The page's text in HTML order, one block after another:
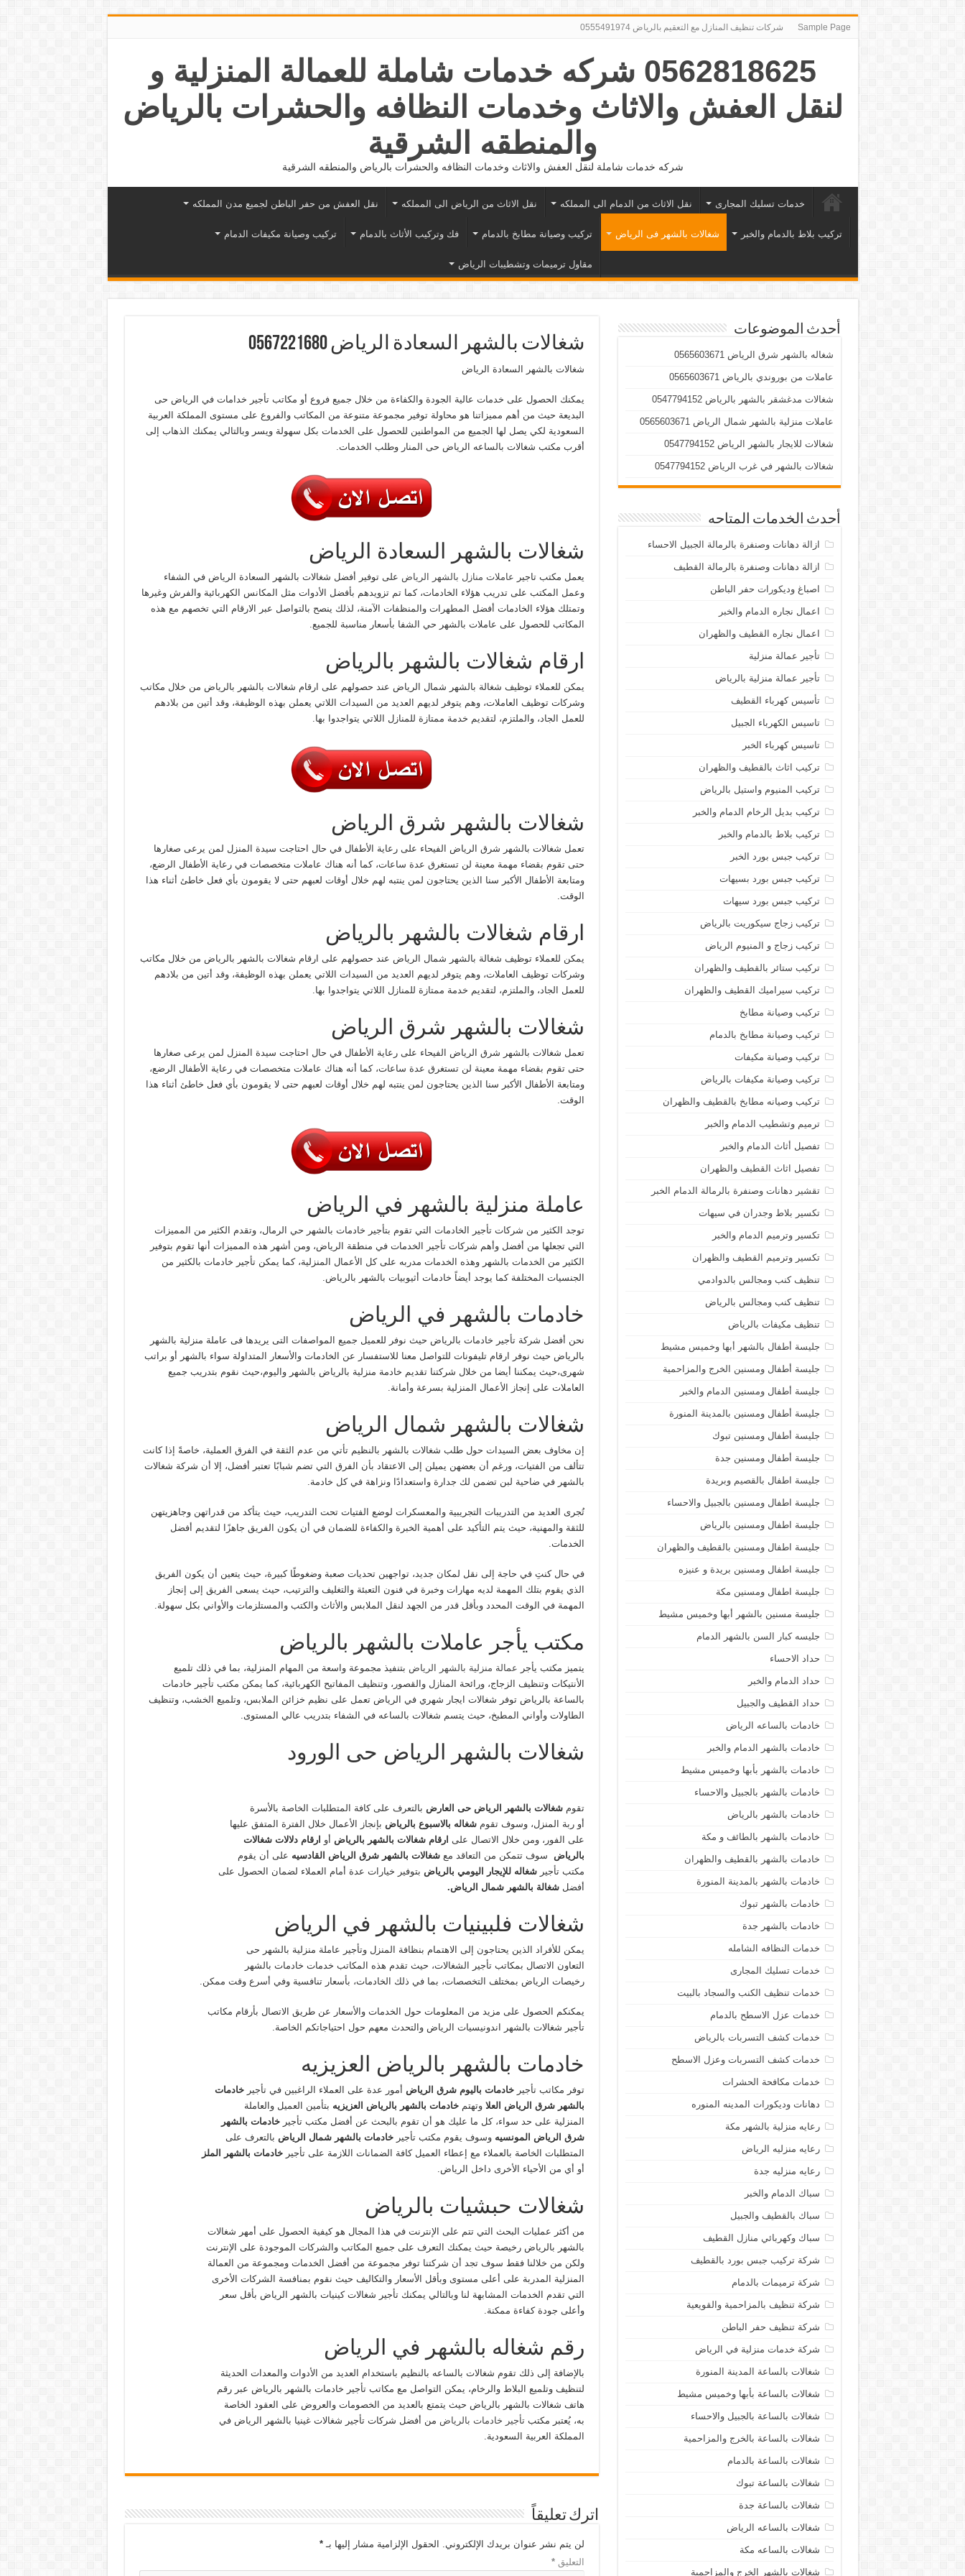
Sample Page شركات تنظيف المنازل مع التعقيم بالرياض ‪0555491974‬
0562818625 شركه خدمات شاملة للعمالة المنزلية و
لنقل العفش والاثاث وخدمات النظافه والحشرات بالرياض
والمنطقه الشرقية
شركه خدمات شاملة لنقل العفش والاثاث وخدمات النظافه والحشرات بالرياض والمنطقه الشرقية
خدمات تسليك المجارى نقل الاثاث من الدمام الى المملكه نقل الاثاث من الرياض الى المملكه نقل العفش من حفر الباطن لجميع مدن المملكه
تركيب بلاط بالدمام والخبر شغالات بالشهر فى الرياض تركيب وصيانة مطابخ بالدمام فك وتركيب الأثاث بالدمام تركيب وصيانة مكيفات الدمام
مقاول ترميمات وتشطيبات الرياض
شغالات بالشهر السعادة الرياض 0567221680
شغالات بالشهر السعادة الرياض
يمكنك الحصول على خدمات عالية الجودة والكفاءة من خلال جميع فروع أو مكاتب تأجير خدامات في الرياض حى
البديعة حيث من أهم مميزاتنا هو محاولة توفير مجموعة متنوعة من المكاتب والفروع على مستوى المملكة العربية
السعودية لكي يصل لها الجميع من المواطنين للحصول على الخدمات بكل سهولة ويسر وبالتالي يمكنك الذهاب إلى
أقرب مكتب شغالات بالساعه الرياض حى المنار وطلب الخدمات.
شغالات بالشهر السعادة الرياض
يعمل مكتب تاجير عاملات منازل بالشهر الرياض على توفير أفضل شغالات بالشهر السعادة الرياض في الشفاء
وعمل المكتب على تدريب هؤلاء الخادمات، كما تم تزويدهم بأفضل الأدوات مثل المكانس الكهربائية والفرش وغيرها
وتمتلك هؤلاء الخادمات أفضل المطهرات والمنظفات الآمنة، لذلك ينصح بالتواصل عبر الارقام التي تخصهم مع هذه
المكاتب للحصول على عاملات بالشهر حي الشفا بأسعار مناسبة للجميع.
ارقام شغالات بالشهر بالرياض
يمكن للعملاء توظيف شغالة بالشهر شمال الرياض عند حصولهم على ارقام شغالات بالشهر بالرياض من خلال مكاتب
وشركات توظيف العاملات، وهم يتوفر لديهم العديد من السيدات اللاتي يعملن بهذه الوظيفة، وقد أتين من بلادهم
للعمل الجاد، والملتزم، لتقديم خدمة ممتازة للمنازل اللاتي يتواجدوا بها.
شغالات بالشهر شرق الرياض
تعمل شغالات بالشهر شرق الرياض الفيحاء على رعاية الأطفال في حال احتاجت سيدة المنزل لمن يرعى صغارها
حتى تقوم بقضاء مهمة معينة لن تستغرق عدة ساعات، كما أنه هناك عاملات متخصصات في رعاية الأطفال الرضع،
ومتابعة الأطفال الأكبر سنا الذين يحتاجون لمن ينتبه لهم خلال أوقات لعبهم حتى لا يقومون بأي فعل خاطئ أثناء هذا
الوقت.
ارقام شغالات بالشهر بالرياض
يمكن للعملاء توظيف شغالة بالشهر شمال الرياض عند حصولهم على ارقام شغالات بالشهر بالرياض من خلال مكاتب
وشركات توظيف العاملات، وهم يتوفر لديهم العديد من السيدات اللاتي يعملن بهذه الوظيفة، وقد أتين من بلادهم
للعمل الجاد، والملتزم، لتقديم خدمة ممتازة للمنازل اللاتي يتواجدوا بها.
شغالات بالشهر شرق الرياض
تعمل شغالات بالشهر شرق الرياض الفيحاء على رعاية الأطفال في حال احتاجت سيدة المنزل لمن يرعى صغارها
حتى تقوم بقضاء مهمة معينة لن تستغرق عدة ساعات، كما أنه هناك عاملات متخصصات في رعاية الأطفال الرضع،
ومتابعة الأطفال الأكبر سنا الذين يحتاجون لمن ينتبه لهم خلال أوقات لعبهم حتى لا يقومون بأي فعل خاطئ أثناء هذا
الوقت.
عاملة منزلية بالشهر في الرياض
توجد الكثير من شركات تأجير الخادمات التي تقوم بتأجير خادمات بالشهر حي الرمال، وتقدم الكثير من المميزات
التي تجعلها من أفضل وأهم شركات تأجير الخدمات في منطقة الرياض، ومن أشهر هذه المميزات أنها تقوم بتوفير
الكثير من الخدمات بالشهر وهذه الخدمات مدربه على كل الأعمال المنزلية، كما يمكن تأجير خادمات بالكثير من
الجنسيات المختلفة كما يوجد أيضاً خادمات أثيوبيات بالشهر بالرياض.
خادمات بالشهر في الرياض
نحن أفضل شركة تأجير خادمات بالرياض حيث نوفر للعميل جميع المواصفات التى يريدها فى عاملة منزلية بالشهر
بالرياض حيث نوفر ارقام تليفونات للتواصل معنا للاستفسار عن الخادمات والأسعار المتداولة سواء بالشهر أو براتب
شهرى،حيث يمكننا أيضا من خلال شركتنا تقديم خادمة منزلية بالرياض بالشهر واليوم،حيث نقوم بتدريب جميع
العاملات على إنجاز الأعمال المنزلية بسرعة وأمانة.
شغالات بالشهر شمال الرياض
إن مخاوف بعض السيدات حول طلب شغالات بالشهر بالنظيم تأتي من عدم الثقة في الفرق العملية، خاصةً إذا كانت
تتألف من الفتيات، ورغم أن بعضهن يميلن إلى الاعتقاد بأن الفرق التي تضم شبابًا تعتبر أفضل، إلا أن شركة شغالات
بالشهر في ضاحية لبن تضمن لك جدارة واستعدادًا ونزاهة في كل خادمة.
تُجرى العديد من التدريبات التجريبية والمعسكرات لوضع الفتيات تحت التدريب، حيث يتأكد من قدراتهن وجاهزيتهن
للثقة والمهنية، حيث يتم التأكيد على أهمية الخبرة والكفاءة للضمان في أن يكون الفريق جاهزًا لتقديم أفضل
الخدمات.
في حال كنتِ في حاجة إلى نقل لمكان جديد، تواجهين تحديات صعبة وضغوطًا كبيرة، حيث يتعين أن يكون الفريق
الذي يقوم بتلك المهمة لديه مهارات وخبرة في فنون التعبئة والتغليف والترتيب، حيث يسعى الفريق إلى إنجاز
المهمة في الوقت المحدد وبأقل قدر من الجهد لنقل الملابس والأثاث والكتب والمستلزمات والأواني بكل سهولة.
مكتب يأجر عاملات بالشهر بالرياض
يتميز مكتب يأجر عمالة منزلية بالشهر الرياض بتنفيذ مجموعة واسعة من المهام المنزلية، بما في ذلك تلميع
الأنتيكات وتنظيف الزجاج، ورائحة المنازل والقصور، وتنظيف المفاتيح الكهربائية، كما يمكن مكتب تأجير خادمات
بالساعة بالرياض توفر شغالات ايجار شهري في الرياض تعمل على نظيم خزائن الملابس، وتلميع الخشب، وتنظيف
الطاولات وأواني المطبخ، حيث يتسم شغالات بالساعه في الشفاء بتدريب عالي المستوى.
شغالات بالشهر الرياض حى الورود
تقومشغالات بالشهر الرياض حى العارض بالتعرف على كافة المتطلبات الخاصة بالأسرة
أو ربة المنزل، وسوف تقومشغاله بالاسبوع بالرياض بإنجاز الأعمال خلال الفترة المتفق عليها
على الفور، ومن خلال الاتصال على ارقام شغالات بالشهر بالرياض أو ارقام دلالات شغالات
بالرياض سوف تتمكن من التعاقد معشغالات بالشهر شرق الرياض القادسيه على أن يقوم
مكتب تأجيرشغاله للإيجار اليومي بالرياض بتوفير خيارات عدة أمام العملاء لضمان الحصول على
أفضلشغالة بالشهر شمال الرياض.
شغالات فلبينيات بالشهر في الرياض
يمكن للأفراد الذين يحتاجون إلى الاهتمام بنظافة المنزل وتأجير عاملة منزلية بالشهر حى
التعاون الاتصال بمكاتب تأجير الشغالات، حيث تقدم هذه المكاتب خدمات خادمات بالشهر
رخيصات الرياض بمختلف التخصصات، بما في ذلك الخادمات، بأسعار تنافسية وفي أسرع وقت ممكن.
يمكنكم الحصول على مزيد من المعلومات حول الخدمات والأسعار عن طريق الاتصال بأرقام مكاتب
تأجير شغالات بالشهر اندونيسيات الرياض والتحدث معهم حول احتياجاتكم الخاصة.
خادمات بالشهر بالرياض العزيزيه
توفر مكاتب تأجيرخادمات باليوم شرق الرياض أمور عدة على العملاء الراغبين في تأجيرخادمات
بالشهر شرق الرياض العلاوتهتمخادمات بالشهر بالرياض العزيزيه بتأمين العميل والعاملة
المنزلية على حد سواء، كل ما عليك هو أن تقوم بالبحث عن أفضل مكتب تأجيرخادمات بالشهر
شرق الرياض المونسيهوسوف يقوم مكتب تأجيرخادمات بالشهر شمال الرياض بالتعرف على
المتطلبات الخاصة بالعملاء مع إعطاء العميل كافة الضمانات اللازمة على تأجيرخادمات بالشهر الملز
أو أي من الأحياء الأخرى داخل الرياض.
شغالات حبشيات بالرياض
من أكثر عمليات البحث التي تتم على الإنترنت في هذا المجال هو كيفية الحصول على أمهر شغالات
بالشهر بالرياض رخيصة حيث يمكنك التعرف على جميع المكاتب والشركات الموجودة على الإنترنت
ولكن من خلالنا فقط سوف تجد أن شركتنا توفر مجموعة من أفضل الخدمات ومجموعة من العمالة
المنزلية المدربة على أعلى مستوى وبأقل الأسعار والتكاليف حيث نقوم بمنافسة الشركات الأخرى
التي تقدم الخدمات المشابهة لنا وبالتالي يمكنك تأجير شغالات كينيات بالشهر الرياض بأقل سعر
وأعلى جودة كفاءة ممكنة.
رقم شغاله بالشهر في الرياض
بالإضافة إلى ذلك تقوم شغالات بالساعه بالنظيم باستخدام العديد من الأدوات والمعدات الحديثة
لتنظيف وتلميع البلاط والرخام، يمكن التواصل مع مكاتب تأجير خادمات بالشهر بالرياض عبر رقم
هاتف شغالات بالشهر بالرياض حيث يتمتع بالعديد من الخصومات والعروض على العقود الخاصة
به، يُعتبر مكتبتأجير خادمات بالرياض من أفضل شركات تأجير شغالات غينيا بالشهر الرياض في
المملكة العربية السعودية.
اترك تعليقاً
لن يتم نشر عنوان بريدك الإلكتروني. الحقول الإلزامية مشار إليها بـ*
التعليق*
أحدث الموضوعات
شغاله بالشهر شرق الرياض 0565603671
عاملات من بوروندي بالرياض 0565603671
شغالات مدغشقر بالشهر بالرياض 0547794152
عاملات منزلية بالشهر شمال الرياض 0565603671
شغالات للايجار بالشهر الرياض 0547794152
شغالات بالشهر في غرب الرياض 0547794152
أحدث الخدمات المتاحه
ازالة دهانات وصنفرة بالرمالة الجبيل الاحساء
ازالة دهانات وصنفرة بالرمالة القطيف
اصباغ وديكورات حفر الباطن
اعمال نجاره الدمام والخبر
اعمال نجاره القطيف والظهران
تأجير عمالة منزلية
تأجير عمالة منزلية بالرياض
تأسيس كهرباء القطيف
تاسيس الكهرباء الجبيل
تاسيس كهرباء الخبر
تركيب اثاث بالقطيف والظهران
تركيب المنيوم واستيل بالرياض
تركيب بديل الرخام الدمام والخبر
تركيب بلاط بالدمام والخبر
تركيب جبس بورد الخبر
تركيب جبس بورد بسيهات
تركيب جبس بورد سيهات
تركيب زجاج سيكوريت بالرياض
تركيب زجاج و المنيوم الرياض
تركيب ستائر بالقطيف والظهران
تركيب سيراميك القطيف والظهران
تركيب وصيانة مطابخ
تركيب وصيانة مطابخ بالدمام
تركيب وصيانة مكيفات
تركيب وصيانة مكيفات بالرياض
تركيب وصيانه مطابخ بالقطيف والظهران
ترميم وتشطيب الدمام والخبر
تفصيل أثاث الدمام والخبر
تفصيل اثاث القطيف والظهران
تقشير دهانات وصنفرة بالرمالة الدمام الخبر
تكسير بلاط وجدران في سيهات
تكسير وترميم الدمام والخبر
تكسير وترميم القطيف والظهران
تنظيف كنب ومجالس بالدوادمي
تنظيف كنب ومجالس بالرياض
تنظيف مكيفات بالرياض
جليسة أطفال بالشهر أبها وخميس مشيط
جليسة أطفال ومسنين الخرج والمزاحمية
جليسة أطفال ومسنين الدمام والخبر
جليسة أطفال ومسنين بالمدينة المنورة
جليسة أطفال ومسنين تبوك
جليسة أطفال ومسنين جدة
جليسة اطفال بالقصيم وبريدة
جليسة اطفال ومسنين بالجبيل والاحساء
جليسة اطفال ومسنين بالرياض
جليسة اطفال ومسنين بالقطيف والظهران
جليسة اطفال ومسنين بريدة و عنيزه
جليسة اطفال ومسنين مكة
جليسة مسنين بالشهر أبها وخميس مشيط
جليسه كبار السن بالشهر الدمام
حداد الاحساء
حداد الدمام والخبر
حداد القطيف والجبيل
خادمات بالساعه الرياض
خادمات بالشهر الدمام والخبر
خادمات بالشهر بأبها وخميس مشيط
خادمات بالشهر بالجبيل والاحساء
خادمات بالشهر بالرياض
خادمات بالشهر بالطائف و مكة
خادمات بالشهر بالقطيف والظهران
خادمات بالشهر بالمدينة المنورة
خادمات بالشهر تبوك
خادمات بالشهر جدة
خدمات النظافه الشامله
خدمات تسليك المجارى
خدمات تنظيف الكنب والسجاد بالبيت
خدمات عزل الاسطح بالدمام
خدمات كشف التسربات بالرياض
خدمات كشف التسربات وعزل الاسطح
خدمات مكافحة الحشرات
دهانات وديكورات المدينه المنوره
رعايه منزلية بالشهر مكة
رعايه منزليه الرياض
رعايه منزليه جدة
سباك الدمام والخبر
سباك بالقطيف والجبيل
سباك وكهربائي منازل القطيف
شركة تركيب جبس بورد بالقطيف
شركة ترميمات بالدمام
شركة تنظيف بالمزاحمية والقويعية
شركة تنظيف حفر الباطن
شركة خدمات منزلية في الرياض
شغالات بالساعة المدينة المنورة
شغالات بالساعة بأبها وخميس مشيط
شغالات بالساعة بالجبيل والاحساء
شغالات بالساعة بالخرج والمزاحمية
شغالات بالساعة بالدمام
شغالات بالساعة تبوك
شغالات بالساعة جدة
شغالات بالساعه الرياض
شغالات بالساعه مكة
شغالات بالشهر الخرج والمزاحمية